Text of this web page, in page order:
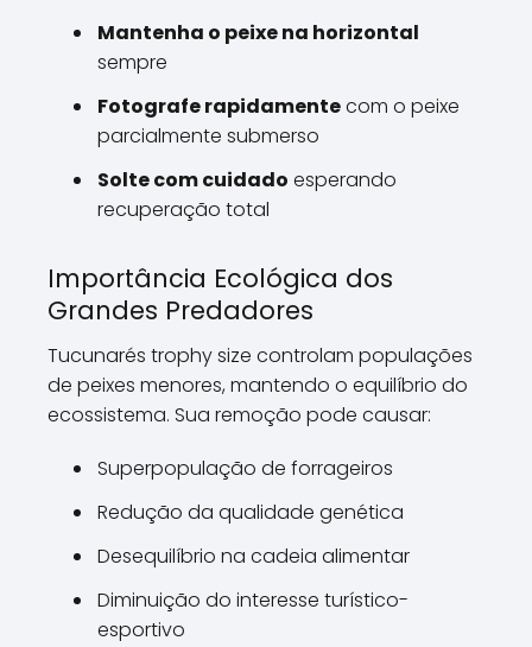
Mantenha o peixe na horizontal
sempre
Fotografe rapidamentecom o peixe
parcialmente submerso
Solte com cuidado esperando
recuperação total
Importância Ecológica dos
Grandes Predadores
Tucunarés trophy size controlam populações
de peixes menores, mantendo o equilíbrio do
ecossistema. Sua remoção pode causar:
Superpopulação de forrageiros
Redução da qualidade genética
Desequilíbrio na cadeia alimentar
Diminuição do interesse turístico-
esportivo